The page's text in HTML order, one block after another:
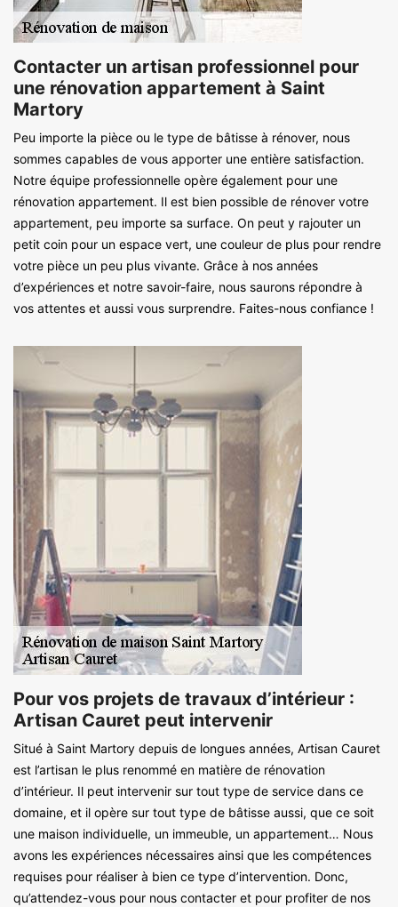
Contacter un artisan professionnel pour
une rénovation appartement à Saint
Martory
Peu importe la pièce ou le type de bâtisse à rénover, nous
sommes capables de vous apporter une entière satisfaction.
Notre équipe professionnelle opère également pour une
rénovation appartement. Il est bien possible de rénover votre
appartement, peu importe sa surface. On peut y rajouter un
petit coin pour un espace vert, une couleur de plus pour rendre
votre pièce un peu plus vivante. Grâce à nos années
d’expériences et notre savoir-faire, nous saurons répondre à
vos attentes et aussi vous surprendre. Faites-nous confiance !
Pour vos projets de travaux d’intérieur :
Artisan Cauret peut intervenir
Situé à Saint Martory depuis de longues années, Artisan Cauret
est l’artisan le plus renommé en matière de rénovation
d’intérieur. Il peut intervenir sur tout type de service dans ce
domaine, et il opère sur tout type de bâtisse aussi, que ce soit
une maison individuelle, un immeuble, un appartement… Nous
avons les expériences nécessaires ainsi que les compétences
requises pour réaliser à bien ce type d’intervention. Donc,
qu’attendez-vous pour nous contacter et pour profiter de nos